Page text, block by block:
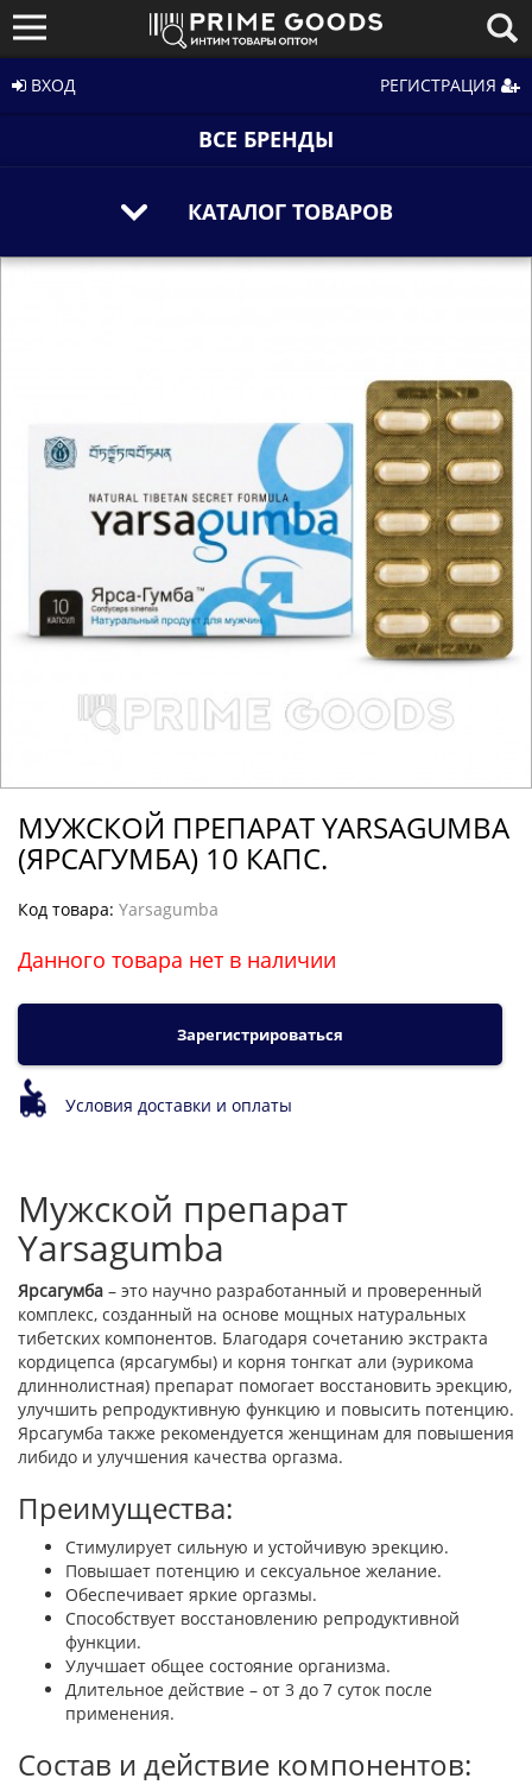
ВХОД РЕГИСТРАЦИЯ
ВСЕ БРЕНДЫ
КАТАЛОГ ТОВАРОВ
МУЖСКОЙ ПРЕПАРАТ YARSAGUMBA
(ЯРСАГУМБА) 10 КАПС.
Код товара: Yarsagumba
Данного товара нет в наличии
Зарегистрироваться
Условия доставки и оплаты
Мужской препарат
Yarsagumba
Ярсагумба – это научно разработанный и проверенный
комплекс, созданный на основе мощных натуральных
тибетских компонентов. Благодаря сочетанию экстракта
кордицепса (ярсагумбы) и корня тонгкат али (эурикома
длиннолистная) препарат помогает восстановить эрекцию,
улучшить репродуктивную функцию и повысить потенцию.
Ярсагумба также рекомендуется женщинам для повышения
либидо и улучшения качества оргазма.
Преимущества:
Стимулирует сильную и устойчивую эрекцию.
Повышает потенцию и сексуальное желание.
Обеспечивает яркие оргазмы.
Способствует восстановлению репродуктивной
функции.
Улучшает общее состояние организма.
Длительное действие – от 3 до 7 суток после
применения.
Состав и действие компонентов: